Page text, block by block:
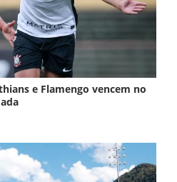
e Flamengo vencem no